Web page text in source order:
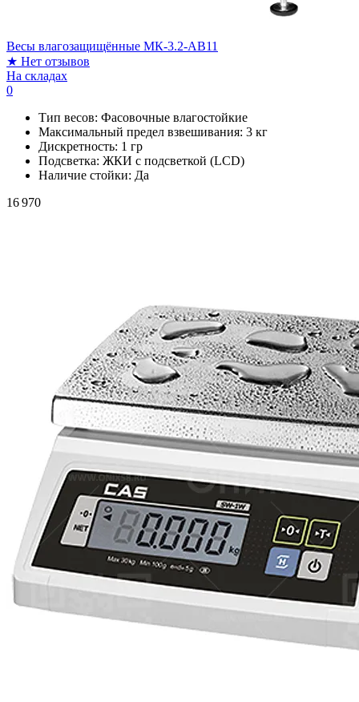
Весы влагозащищённые МК-3.2-AB11
★ Нет отзывов
На складах
0
Тип весов: Фасовочные влагостойкие
Максимальный предел взвешивания: 3 кг
Дискретность: 1 гр
Подсветка: ЖКИ с подсветкой (LCD)
Наличие стойки: Да
16 970